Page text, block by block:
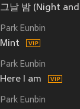
그날 밤 (Night
Park Eunbin
Mint
Park Eunbin
Here I am
Park Eunbin